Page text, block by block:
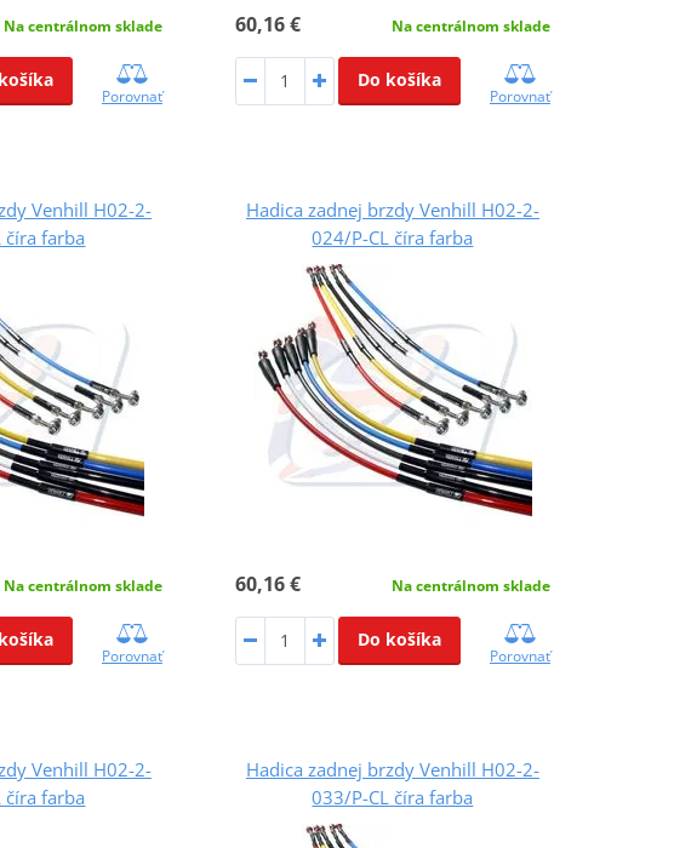
Na centrálnom sklade
Porovnať
60,16 € Na centrálnom sklade
Do košíka
Porovnať
Venhill H02-2-
číra farba
Na centrálnom sklade
Porovnať
Hadica zadnej brzdy Venhill H02-2-
024/P-CL číra farba
60,16 € Na centrálnom sklade
Do košíka
Porovnať
Venhill H02-2-
číra farba
Hadica zadnej brzdy Venhill H02-2-
033/P-CL číra farba